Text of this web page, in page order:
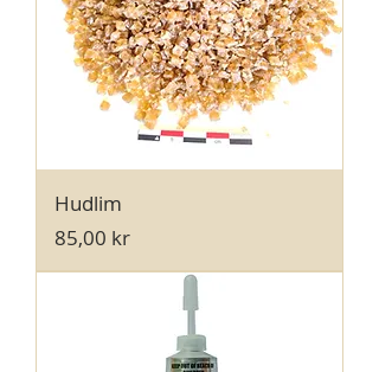
Hudlim
Pris
85,00 kr